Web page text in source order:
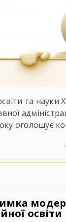
та науки
оголошує
запрошуються
освіти